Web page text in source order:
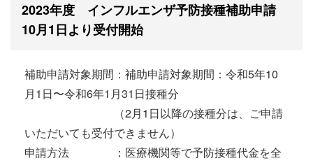
2023年度 インフルエンザ予防接種補助申請
10月1日より受付開始
補助申請対象期間：補助申請対象期間：令和5年10
月1日〜令和6年1月31日接種分
（2月1日以降の接種分は、ご申請
いただいても受付できません）
申請方法 ：医療機関等で予防接種代金を全